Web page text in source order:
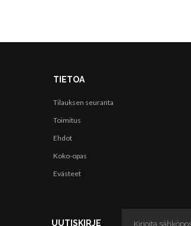
TIETOA
Tilauksen seuranta
Toimitus
Ehdot
Koko-opas
Evästeet
UUTISKIRJE